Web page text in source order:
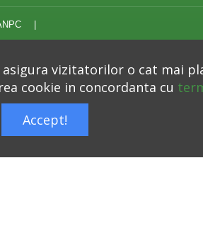
pentru Protectia Consumatorilor –
vizitatorilor o cat mai
cookie in concordanta cu
Accept!